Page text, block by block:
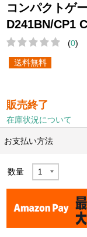
コンパクトゲ
D241BN/CP1
(0)
送料無料
販売終了
在庫状況について
お支払い方法
数量